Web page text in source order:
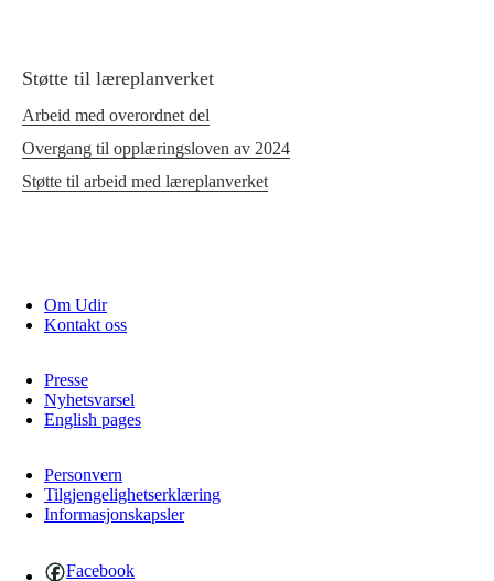
Støtte til læreplanverket
Arbeid med overordnet del
Overgang til opplæringsloven av 2024
Støtte til arbeid med læreplanverket
Om Udir
Kontakt oss
Presse
Nyhetsvarsel
English pages
Personvern
Tilgjengelighetserklæring
Informasjonskapsler
Facebook